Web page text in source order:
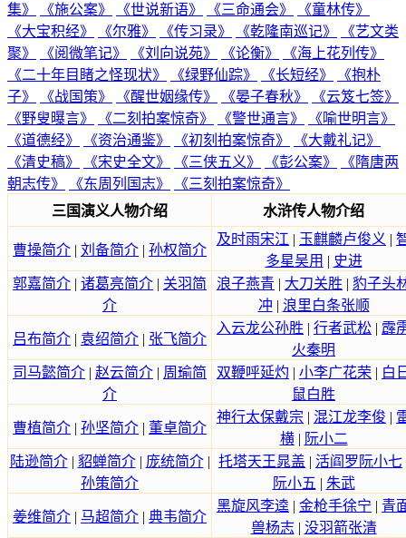
集》
《施公案》 《世说新语》 《三命通会》
《童林传》
《大宝积经》
《尔雅》 《传习录》 《乾隆南巡记》
《艺文类
聚》
《阅微笔记》 《刘向说苑》 《论衡》
《海上花列传》
《二十年目睹之怪现状》
《绿野仙踪》 《长短经》
《抱朴
子》
《战国策》 《醒世姻缘传》 《晏子春秋》
《云笈七签》
《野叟曝言》
《二刻拍案惊奇》 《警世通言》
《喻世明言》
《道德经》
《资治通鉴》 《初刻拍案惊奇》
《大戴礼记》
《清史稿》
《宋史全文》 《三侠五义》 《彭公案》
《隋唐两
朝志传》
《东周列国志》
《三刻拍案惊奇》
三国演义人物介绍
水浒传人物介绍
曹操简介 | 刘备简介 | 孙权简介
及时雨宋江 | 玉麒麟卢俊义 |
多星吴用 | 史进
郭嘉简介 | 诸葛亮简介 | 关羽简
介
浪子燕青 | 大刀关胜 | 豹子头
冲 | 浪里白条张顺
吕布简介 | 袁绍简介 | 张飞简介
入云龙公孙胜 | 行者武松 | 霹
火秦明
司马懿简介 | 赵云简介 | 周瑜简
介
双鞭呼延灼 | 小李广花荣 | 白
鼠白胜
曹植简介 | 孙坚简介 | 董卓简介
神行太保戴宗 | 混江龙李俊 |
横| 阮小二
陆逊简介| 貂蝉简介| 庞统简介|
孙策简介
托塔天王晁盖 | 活阎罗阮小七
阮小五 | 朱武
姜维简介 | 马超简介 | 典韦简介
黑旋风李逵 | 金枪手徐宁 | 青
兽杨志| 没羽箭张清